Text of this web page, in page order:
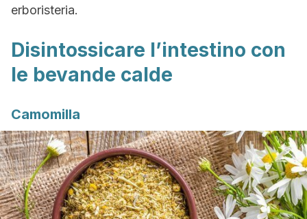
erboristeria.
Disintossicare l’intestino con
le bevande calde
Camomilla